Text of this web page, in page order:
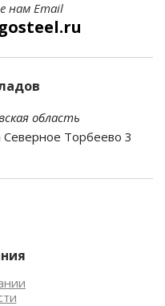
нам Email
область
Торбеево 3